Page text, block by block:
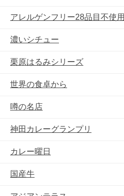
アレルゲンフリー28品目不使用
濃いシチュー
栗原はるみシリーズ
世界の食卓から
噂の名店
神田カレーグランプリ
カレー曜日
国産牛